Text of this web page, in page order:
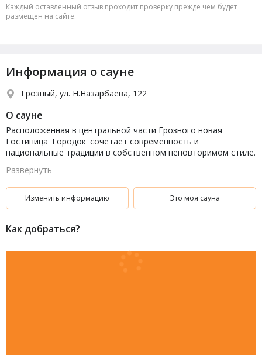
Каждый оставленный отзыв проходит проверку прежде чем будет
размещен на сайте.
Информация о сауне
Грозный, ул. Н.Назарбаева, 122
О сауне
Расположенная в центральной части Грозного новая
Гостиница 'Городок' сочетает современность и
национальные традиции в собственном неповторимом стиле.
видеть Вас у нас!
Развернуть
Изменить информацию Это моя сауна
Как добраться?